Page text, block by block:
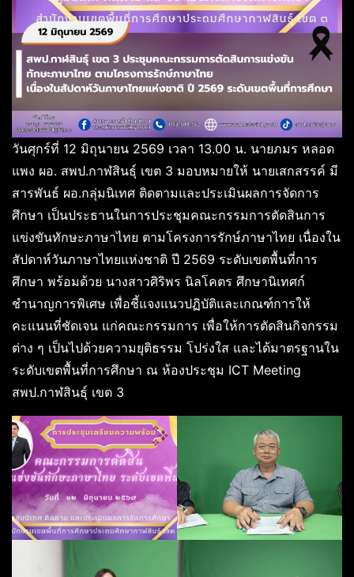
วันศุกร์ที่ 12 มิถุนายน 2569 เวลา 13.00 น. นายภมร หลอด
แพง ผอ. สพป.กาฬสินธุ์ เขต 3 มอบหมายให้ นายเสกสรรค์ มี
สารพันธ์ ผอ.กลุ่มนิเทศ ติดตามและประเมินผลการจัดการ
ศึกษา เป็นประธานในการประชุมคณะกรรมการตัดสินการ
แข่งขันทักษะภาษาไทย ตามโครงการรักษ์ภาษาไทย เนื่องใน
สัปดาห์วันภาษาไทยแห่งชาติ ปี 2569 ระดับเขตพื้นที่การ
ศึกษา พร้อมด้วย นางสาวศิริพร นิลโคตร ศึกษานิเทศก์
ชำนาญการพิเศษ เพื่อชี้แจงแนวปฏิบัติและเกณฑ์การให้
คะแนนที่ชัดเจน แก่คณะกรรมการ เพื่อให้การตัดสินกิจกรรม
ต่าง ๆ เป็นไปด้วยความยุติธรรม โปร่งใส และได้มาตรฐานใน
ระดับเขตพื้นที่การศึกษา ณ ห้องประชุม ICT Meeting
สพป.กาฬสินธุ์ เขต 3